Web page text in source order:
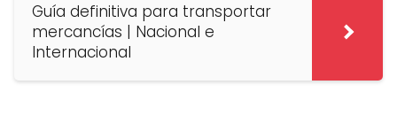
Guía definitiva para transportar
mercancías | Nacional e
Internacional